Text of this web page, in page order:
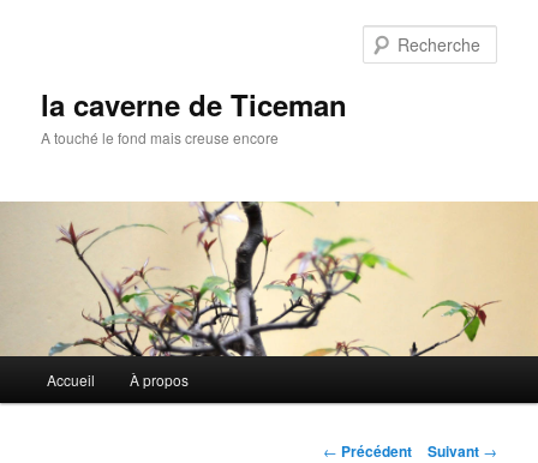
la caverne de Ticeman
A touché le fond mais creuse encore
principal
Accueil À propos
Navigation
← Précédent Suivant →